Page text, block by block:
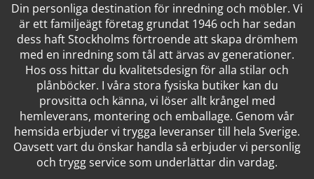
Din personliga destination för inredning och möbler. Vi
är ett familjeägt företag grundat 1946 och har sedan
dess haft Stockholms förtroende att skapa drömhem
med en inredning som tål att ärvas av generationer.
Hos oss hittar du kvalitetsdesign för alla stilar och
plånböcker. I våra stora fysiska butiker kan du
provsitta och känna, vi löser allt krångel med
hemleverans, montering och emballage. Genom vår
hemsida erbjuder vi trygga leveranser till hela Sverige.
Oavsett vart du önskar handla så erbjuder vi personlig
och trygg service som underlättar din vardag.